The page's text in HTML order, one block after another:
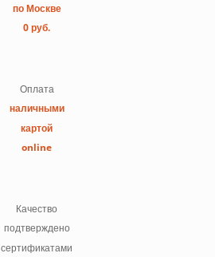
по Москве
0 руб.
Оплата
наличными
картой
online
Качество
подтверждено
сертификатами